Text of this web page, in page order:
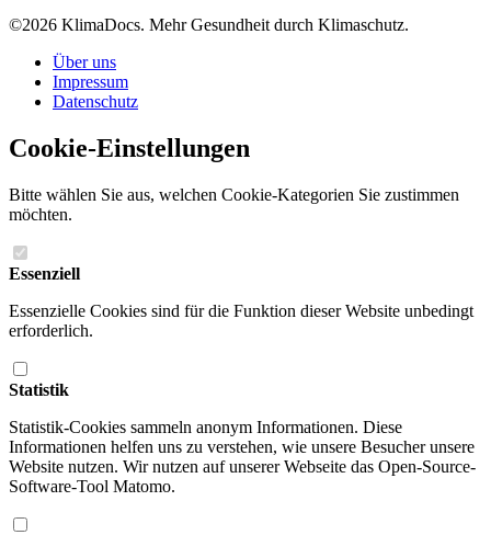
©2026 KlimaDocs. Mehr Gesundheit durch Klimaschutz.
Über uns
Impressum
Datenschutz
Cookie-Einstellungen
Bitte wählen Sie aus, welchen Cookie-Kategorien Sie zustimmen
möchten.
Essenziell
Essenzielle Cookies sind für die Funktion dieser Website unbedingt
erforderlich.
Statistik
Statistik-Cookies sammeln anonym Informationen. Diese
Informationen helfen uns zu verstehen, wie unsere Besucher unsere
Website nutzen. Wir nutzen auf unserer Webseite das Open-Source-
Software-Tool Matomo.